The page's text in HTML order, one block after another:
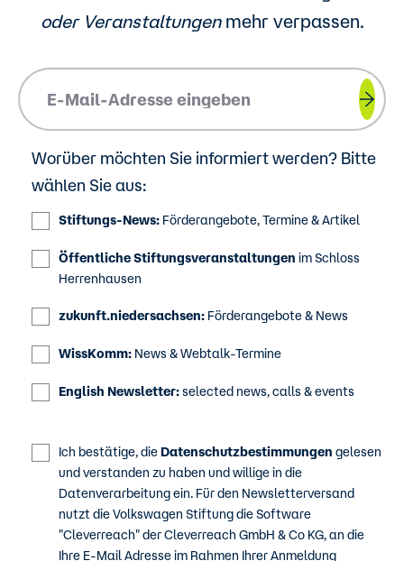
oder Veranstaltungen mehr verpassen.
Worüber möchten Sie informiert werden? Bitte
wählen Sie aus:
Stiftungs-News: Förderangebote, Termine & Artikel
Öffentliche Stiftungsveranstaltungen im Schloss
Herrenhausen
zukunft.niedersachsen: Förderangebote & News
WissKomm: News & Webtalk-Termine
English Newsletter:selected news, calls & events
Ich bestätige, die Datenschutzbestimmungen gelesen
und verstanden zu haben und willige in die
Datenverarbeitung ein. Für den Newsletterversand
nutzt die Volkswagen Stiftung die Software
"Cleverreach" der Cleverreach GmbH & Co KG, an die
Ihre E-Mail Adresse im Rahmen Ihrer Anmeldung